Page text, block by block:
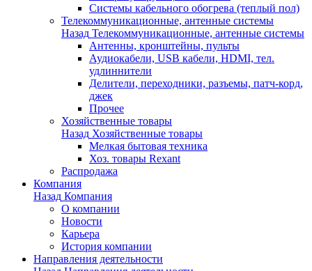
Системы кабельного обогрева (теплый пол)
Телекоммуникационные, антенные системы
Назад Телекоммуникационные, антенные системы
Антенны, кронштейны, пульты
Аудиокабели, USB кабели, HDMI, тел.
удлиннители
Делители, переходники, разъемы, патч-корд,
джек
Прочее
Хозяйственные товары
Назад Хозяйственные товары
Мелкая бытовая техника
Хоз. товары Rexant
Распродажа
Компания
Назад Компания
О компании
Новости
Карьера
История компании
Направления деятельности